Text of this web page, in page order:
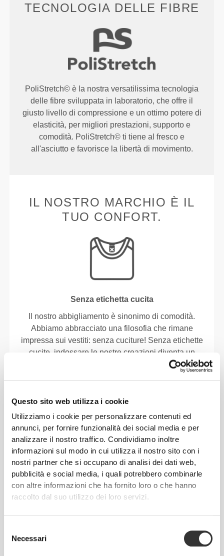
Questo sito web utilizza i cookie
Utilizziamo i cookie per personalizzare contenuti ed
annunci, per fornire funzionalità dei social media e per
analizzare il nostro traffico. Condividiamo inoltre
informazioni sul modo in cui utilizza il nostro sito con i
nostri partner che si occupano di analisi dei dati web,
pubblicità e social media, i quali potrebbero combinarle
con altre informazioni che ha fornito loro o che hanno
raccolto dal suo utilizzo dei loro servizi.
delNecessari
TECNOLOGIA DELLE FIBRE
PoliStretch© è la nostra versatilissima tecnologia
delle fibre sviluppata in laboratorio, che offre il
giusto livello di compressione e un ottimo potere di
elasticità, per migliori prestazioni, supporto e
comodità. PoliStretch© ti tiene al fresco e
all'asciutto e favorisce la libertà di movimento.
IL NOSTRO MARCHIO È IL
TUO CONFORT.
Senza etichetta cucita
Il nostro abbigliamento è sinonimo di comodità.
Abbiamo abbracciato una filosofia che rimane
impressa sui vestiti: senza cuciture! Senza etichette
cucite, indossare le nostre creazioni diventa un
piacere, perché non causano irritazioni alla pelle.
CONSIGLI PER LE TAGLIE
Questo articolo
Aderente